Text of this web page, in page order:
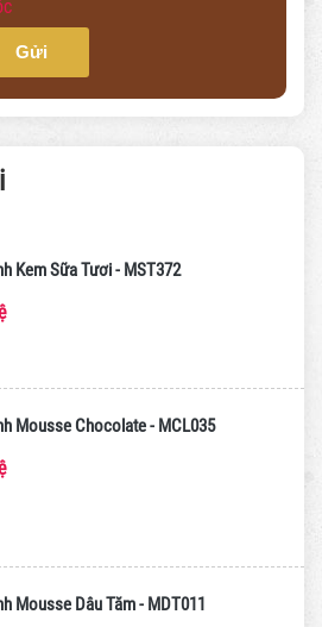
Gửi
Kem Sữa Tươi - MST372
Mousse Chocolate - MCL035
Mousse Dâu Tăm - MDT011